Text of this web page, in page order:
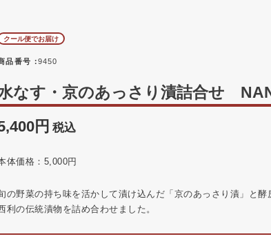
クール便でお届け
品番号 9450
なす・京のあっさり漬詰合せ
税込
体価格：5,000円
の野菜の持ち味を活かして漬け込んだ「京のあっさり漬」と酵
利の伝統漬物を詰め合わせました。